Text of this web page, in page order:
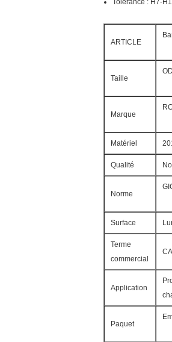
Tolérance : H7-
ARTICLE
Taille
Marque
Matériel
Qualité
Norme
Surface
Terme
commercial
Application
Paquet